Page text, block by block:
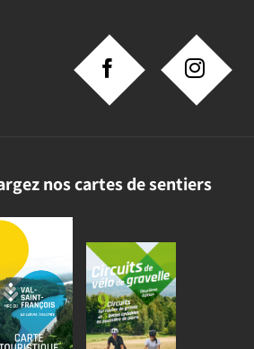
nos cartes de sentiers